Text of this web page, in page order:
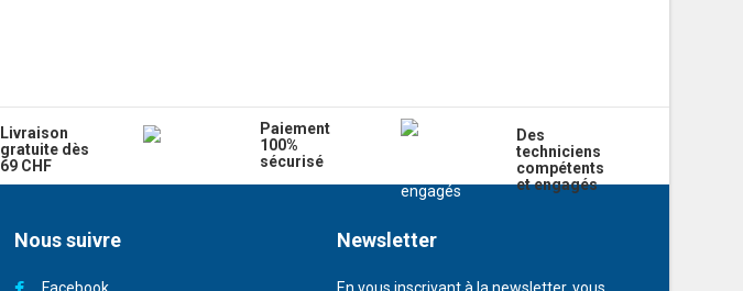
Livraison
gratuite dès
69 CHF
Paiement
100%
sécurisé
Des
techniciens
compétents
et engagés
Nous suivre Newsletter